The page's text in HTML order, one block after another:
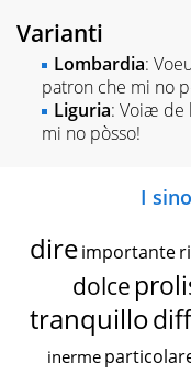
Varianti
Lombardia:
patron che mi no
Liguria: Voiæ de
mi no pòsso!
I
dire importante
dolce
tranquillo
inerme